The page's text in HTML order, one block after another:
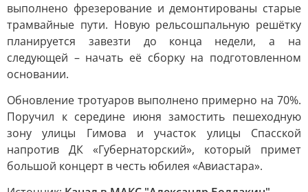
выполнено фрезерование и демонтированы старые
трамвайные пути. Новую рельсошпальную решётку
планируется завезти до конца недели, а на
следующей – начать её сборку на подготовленном
основании.
Обновление тротуаров выполнено примерно на 70%.
Поручил к середине июня замостить пешеходную
зону улицы Гимова и участок улицы Спасской
напротив ДК «Губернаторский», который примет
большой концерт в честь юбилея «Авиастара».